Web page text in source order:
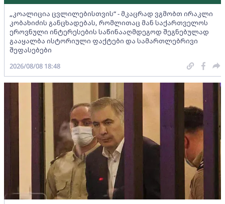
„კოალიცია ცვლილებისთვის“ - მკაცრად ვგმობთ ირაკლი
კობახიძის განცხადებას, რომლითაც მან საქართველოს
ეროვნული ინტერესების საწინააღმდეგოდ შეგნებულად
გააყალბა ისტორიული ფაქტები და სამართლებრივი
შეფასებები
2026/08/08 18:48